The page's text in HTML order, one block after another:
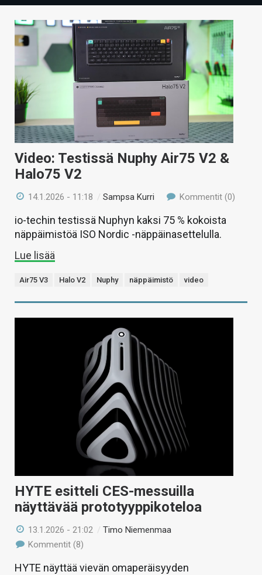
TECHBBS
TIETOA
KAUPPA
VAIHDA TEEMA
HAKU
Video: Testissä Nuphy Air75 V2 &
Halo75 V2
14.1.2026 - 11:18 /Sampsa Kurri Kommentit (0)
io-techin testissä Nuphyn kaksi 75 % kokoista
näppäimistöä ISO Nordic -näppäinasettelulla.
Lue lisää
Air75 V3 Halo V2 Nuphy näppäimistö video
HYTE esitteli CES-messuilla
näyttävää prototyyppikoteloa
13.1.2026 - 21:02 /Timo Niemenmaa
Kommentit (8)
HYTE näyttää vievän omaperäisyyden